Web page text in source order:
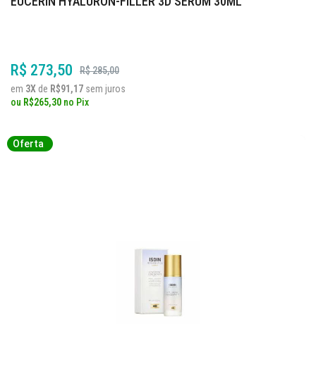
R$ 273,50
R$ 285,00
em 3X de R$91,17 sem juros
ou R$265,30 no Pix
Oferta
Oferta